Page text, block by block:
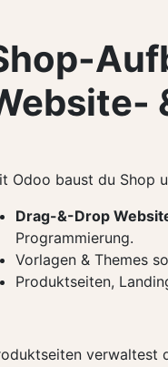
Odoo baust du Shop
Drag-&-Drop
Programmierung.
Vorlagen & Themes
Produktseiten,
verwaltest